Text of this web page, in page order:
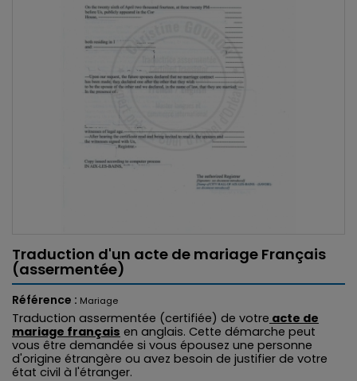
Traduction d'un acte de mariage Français
(assermentée)
Référence : Mariage
Traduction assermentée (certifiée) de votre acte de
mariage français en anglais. Cette démarche peut
vous être demandée si vous épousez une personne
d'origine étrangère ou avez besoin de justifier de votre
état civil à l'étranger.